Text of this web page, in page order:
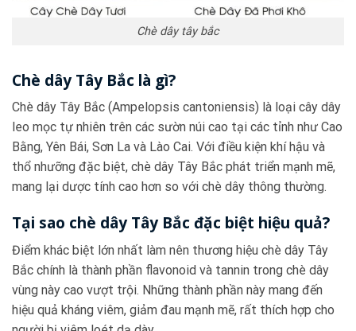
Chè dây tây bắc
Chè dây Tây Bắc là gì?
Chè dây Tây Bắc (Ampelopsis cantoniensis) là loại cây dây
leo mọc tự nhiên trên các sườn núi cao tại các tỉnh như Cao
Bằng, Yên Bái, Sơn La và Lào Cai. Với điều kiện khí hậu và
thổ nhưỡng đặc biệt, chè dây Tây Bắc phát triển mạnh mẽ,
mang lại dược tính cao hơn so với chè dây thông thường.
Tại sao chè dây Tây Bắc đặc biệt hiệu quả?
Điểm khác biệt lớn nhất làm nên thương hiệu chè dây Tây
Bắc chính là thành phần flavonoid và tannin trong chè dây
vùng này cao vượt trội. Những thành phần này mang đến
hiệu quả kháng viêm, giảm đau mạnh mẽ, rất thích hợp cho